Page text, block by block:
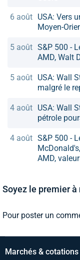
6 août USA: Vers
Moyen-
5 août S&P 500 -
AMD, Walt
5 août USA: Wall
malgré le
4 août USA: Wall
pétrole
4 août S&P 500 -
AMD,
Soyez le premier
Pour poster un
Marchés & cotations